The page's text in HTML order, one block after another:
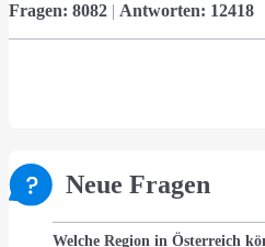
Fragen: 8082 | Antworten: 12418
Neue Fragen
Welche Region in Österreich